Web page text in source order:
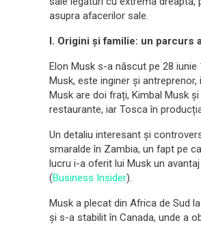
asupra afacerilor sale.
I. Origini și familie: un parcurs
Elon Musk s-a născut pe 28
Musk, este inginer și
Musk are doi frați, Kimbal Musk
restaurante, iar Tosca în
Un detaliu interesant și
smaralde în Zambia, un fapt pe
lucru i-a oferit lui Musk un
(Business Insider).
Musk a plecat din Africa de Sud
și s-a stabilit în Canada, unde a